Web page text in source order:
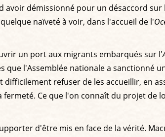
avoir démissionné pour un désaccord
naïveté à voir, dans l'accueil de l'
un port aux migrants embarqués sur l'
l'Assemblée nationale a sanctionné
refuser de les accueillir, en
Ce que l'on connaît du projet de
d'être mis en face de la vérité.